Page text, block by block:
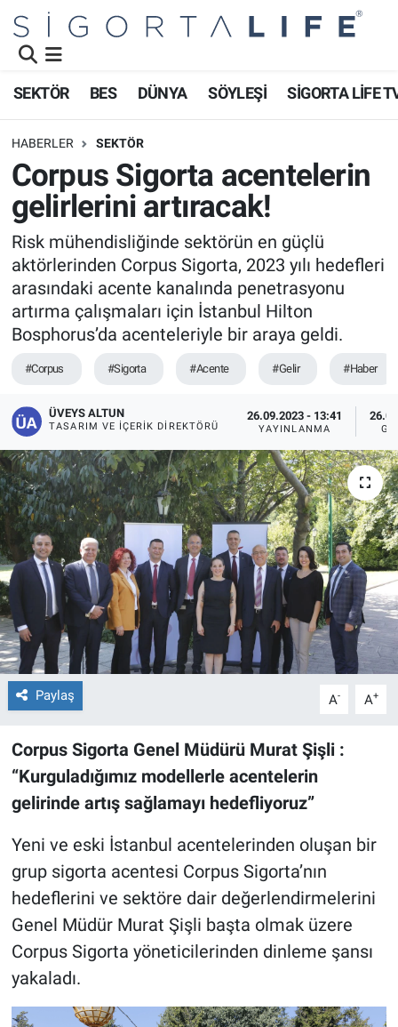
SEKTÖR BES DÜNYA SÖYLEŞİ SİGORTA LİFE
HABERLER SEKTÖR
Corpus Sigorta acentelerin
gelirlerini artıracak!
Risk mühendisliğinde sektörün en güçlü
aktörlerinden Corpus Sigorta, 2023 yılı hedefleri
arasındaki acente kanalında penetrasyonu
artırma çalışmaları için İstanbul Hilton
Bosphorus’da acenteleriyle bir araya geldi.
#Corpus #Sigorta #Acente #Gelir #Haber
ÜVEYS ALTUN
TASARIM VE İÇERIK DIREKTÖRÜ
26.09.2023 - 13:41
YAYINLANMA
Paylaş A- A+
Corpus Sigorta Genel Müdürü Murat Şişli :
“Kurguladığımız modellerle acentelerin
gelirinde artış sağlamayı hedefliyoruz”
Yeni ve eski İstanbul acentelerinden oluşan bir
grup sigorta acentesi Corpus Sigorta’nın
hedeflerini ve sektöre dair değerlendirmelerini
Genel Müdür Murat Şişli başta olmak üzere
Corpus Sigorta yöneticilerinden dinleme şansı
yakaladı.
Namaz Vakitleri
Trafik Durumu
Süper Lig Puan Durumu ve Fikstür
Tüm Manşetler
Son Dakika Haberleri